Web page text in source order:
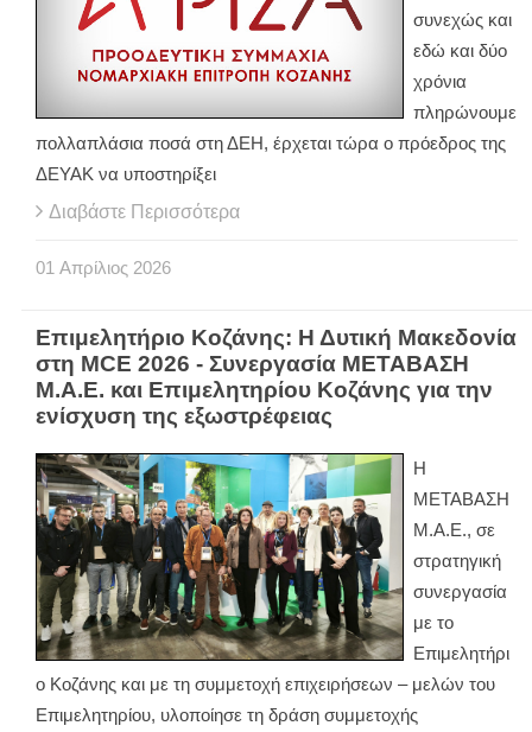
συνεχώς και
εδώ και δύο
χρόνια
πληρώνουμε
πολλαπλάσια ποσά στη ΔΕΗ, έρχεται τώρα ο πρόεδρος της
ΔΕΥΑΚ να υποστηρίξει
Διαβάστε Περισσότερα
01 Απρίλιος 2026
Επιμελητήριο Κοζάνης: Η Δυτική Μακεδονία
στη MCE 2026 - Συνεργασία ΜΕΤΑΒΑΣΗ
Μ.Α.Ε. και Επιμελητηρίου Κοζάνης για την
ενίσχυση της εξωστρέφειας
Η
ΜΕΤΑΒΑΣΗ
Μ.Α.Ε., σε
στρατηγική
συνεργασία
με το
Επιμελητήρι
ο Κοζάνης και με τη συμμετοχή επιχειρήσεων – μελών του
Επιμελητηρίου, υλοποίησε τη δράση συμμετοχής